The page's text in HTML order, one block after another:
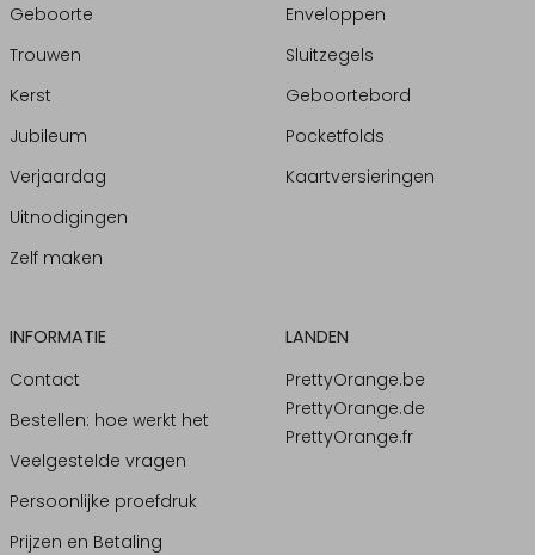
Geboorte
Trouwen
Kerst
Jubileum
Verjaardag
Uitnodigingen
Zelf maken
Enveloppen
Sluitzegels
Geboortebord
Pocketfolds
Kaartversieringen
INFORMATIE
Contact
Bestellen: hoe werkt het
Veelgestelde vragen
Persoonlijke proefdruk
Prijzen en Betaling
LANDEN
PrettyOrange.be
PrettyOrange.de
PrettyOrange.fr